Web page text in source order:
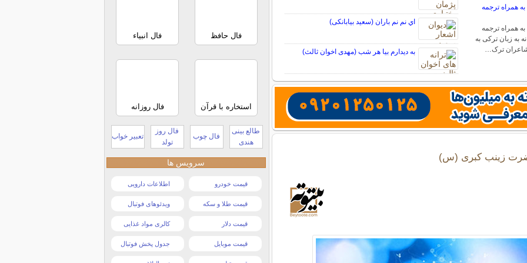
همراه ترجمه
همراه ترجمه
به زبان ترکی به
شاعران ترک…
اي نم نم باران (سعید بیابانکی)
به دیدارم بیا هر شب (مهدی اخوان ثالث)
زینب کبری (س)
فال حافظ فال انبیاء
استخاره با قرآن فال روزانه
طالع بینی
هندی
فال چوب
فال روز
تولد
تعبیر خواب
سرویس ها
قیمت خودرو اطلاعات دارویی
قیمت طلا و سکه ویدئوهای فوتبال
قیمت دلار کالری مواد غذایی
قیمت موبایل جدول پخش فوتبال